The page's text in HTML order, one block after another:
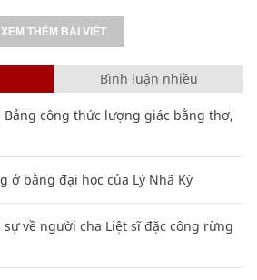
XEM THÊM BÀI VIẾT
Bình luận nhiều
Bảng công thức lượng giác bằng thơ,
ở bằng đại học của Lý Nhã Kỳ
sự về người cha Liệt sĩ đặc công rừng